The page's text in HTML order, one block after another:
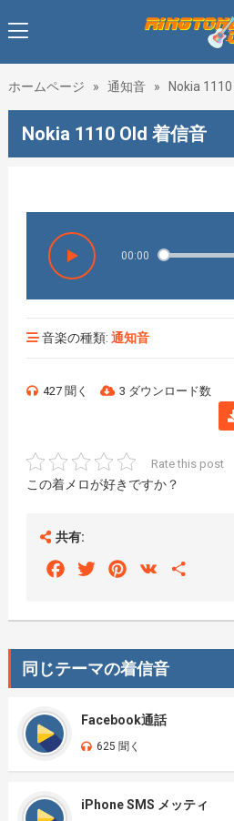
ホームページ » 通知音 » Nokia 1110
Nokia 1110 Old 着信音
00:00
音楽の種類: 通知音
427 聞く 3 ダウンロード数
Rate this post
この着メロが好きですか？
共有:
FacebookTwitterPinterest
VK
同じテーマの着信音
Facebook通話
625 聞く
iPhone SMS メッティ